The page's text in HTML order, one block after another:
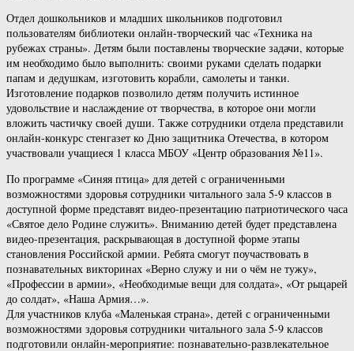
Отдел дошкольников и младших школьников подготовил
пользователям библиотеки онлайн-творческий час «Техника на
рубежах страны». Детям были поставлены творческие задачи, которые
им необходимо было выполнить: своими руками сделать подарки
папам и дедушкам, изготовить корабли, самолеты и танки.
Изготовление подарков позволило детям получить истинное
удовольствие и наслаждение от творчества, в которое они могли
вложить частичку своей души. Также сотрудники отдела представили
онлайн-конкурс стенгазет ко Дню защитника Отечества, в котором
участвовали учащиеся 1 класса МБОУ «Центр образования №11».
По программе «Синяя птица» для детей с ограниченными
возможностями здоровья сотрудники читального зала 5-9 классов в
доступной форме представят видео-презентацию патриотического часа
«Святое дело Родине служить». Вниманию детей будет представлена
видео-презентация, раскрывающая в доступной форме этапы
становления Российской армии. Ребята смогут поучаствовать в
познавательных викторинах «Верно служу и ни о чём не тужу»,
«Профессии в армии», «Необходимые вещи для солдата», «От рыцарей
до солдат», «Наша Армия…».
Для участников клуба «Маленькая страна», детей с ограниченными
возможностями здоровья сотрудники читального зала 5-9 классов
подготовили онлайн-мероприятие: познавательно-развлекательное